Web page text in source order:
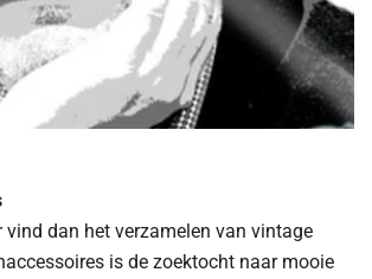
vind dan het verzamelen van vintage
is de zoektocht naar mooie